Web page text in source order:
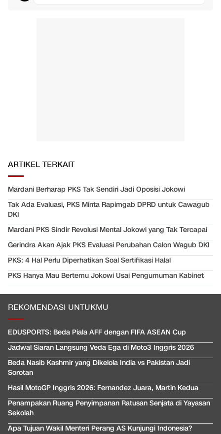
ARTIKEL TERKAIT
Mardani Berharap PKS Tak Sendiri Jadi Oposisi Jokowi
Tak Ada Evaluasi, PKS Minta Rapimgab DPRD untuk Cawagub
DKI
Mardani PKS Sindir Revolusi Mental Jokowi yang Tak Tercapai
Gerindra Akan Ajak PKS Evaluasi Perubahan Calon Wagub DKI
PKS: 4 Hal Perlu Diperhatikan Soal Sertifikasi Halal
PKS Hanya Mau Bertemu Jokowi Usai Pengumuman Kabinet
REKOMENDASI UNTUKMU
EDUSPORTS: Beda Piala AFF dengan FIFA ASEAN Cup
Jadwal Siaran Langsung Veda Ega di Moto3 Inggris 2026
Beda Nasib Kashmir yang Dikelola India vs Pakistan Jadi
Sorotan
Hasil MotoGP Inggris 2026: Fernandez Juara, Martin Kedua
Penampakan Ruang Penyimpanan Ratusan Senjata di Yayasan
Sekolah
Apa Tujuan Wakil Menteri Perang AS Kunjungi Indonesia?